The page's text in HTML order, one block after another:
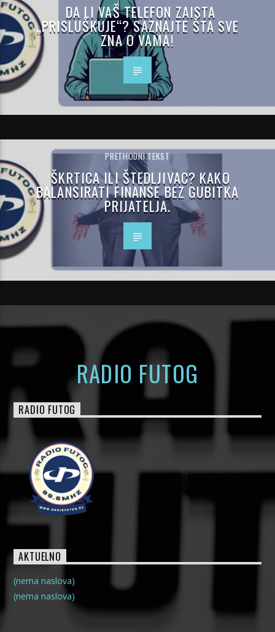
DA LI VAŠ TELEFON ZAISTA
„PRISLUŠKUJE“? SAZNAJTE ŠTA SVE
ZNA O VAMA!
PRETHODNI TEKST
ŠKRTICA ILI ŠTEDLJIVAC? KAKO
BALANSIRATI FINANSE BEZ GUBITKA
PRIJATELJA.
RADIO FUTOG
RADIO FUTOG
AKTUELNO
(nema naslova)
(nema naslova)